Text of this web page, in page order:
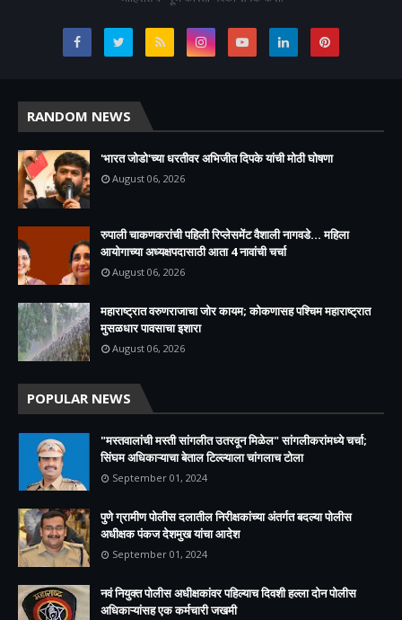
RANDOM NEWS
'भारत जोडो'च्या धरतीवर अभिजीत दिपके यांची मोठी घोषणा
August 06, 2026
रुपाली चाकणकरांची पहिली रिप्लेसमेंट वैशाली नागवडे... महिला
आयोगाच्या अध्यक्षपदासाठी आता 4 नावांची चर्चा
August 06, 2026
महाराष्ट्रात वरुणराजाचा जोर कायम; कोकणासह पश्चिम महाराष्ट्रात
मुसळधार पावसाचा इशारा
August 06, 2026
POPULAR NEWS
"मस्तवालांची मस्ती सांगलीत उतरवून मिळेल" सांगलीकरांमध्ये चर्चा;
सिंघम अधिकाऱ्याचा बेताल टिल्ल्याला चांगलाच टोला
September 01, 2024
पुणे ग्रामीण पोलीस दलातील निरीक्षकांच्या अंतर्गत बदल्या पोलीस
अधीक्षक पंकज देशमुख यांचा आदेश
September 01, 2024
नवं नियुक्त पोलीस अधीक्षकांवर पहिल्याच दिवशी हल्ला दोन पोलीस
अधिकाऱ्यांसह एक कर्मचारी जखमी